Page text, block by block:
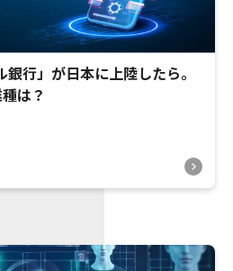
行」が日本に上陸したら。
は？